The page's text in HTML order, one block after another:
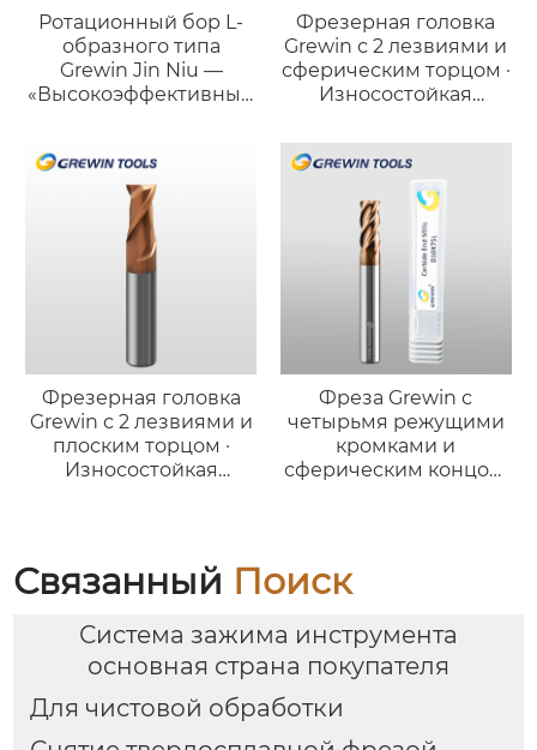
Ротационный бор L-
образного типа
Grewin Jin Niu —
«Высокоэффективный
Фрезерная головка
Grewin с 2 лезвиями и
сферическим торцом ·
Износостойкая
Фрезерная головка
Grewin с 2 лезвиями и
плоским торцом ·
Износостойкая
Фреза Grewin с
четырьмя режущими
кромками и
сферическим концом,
Связанный Поиск
Система зажима инструмента
основная страна покупателя
Для чистовой обработки